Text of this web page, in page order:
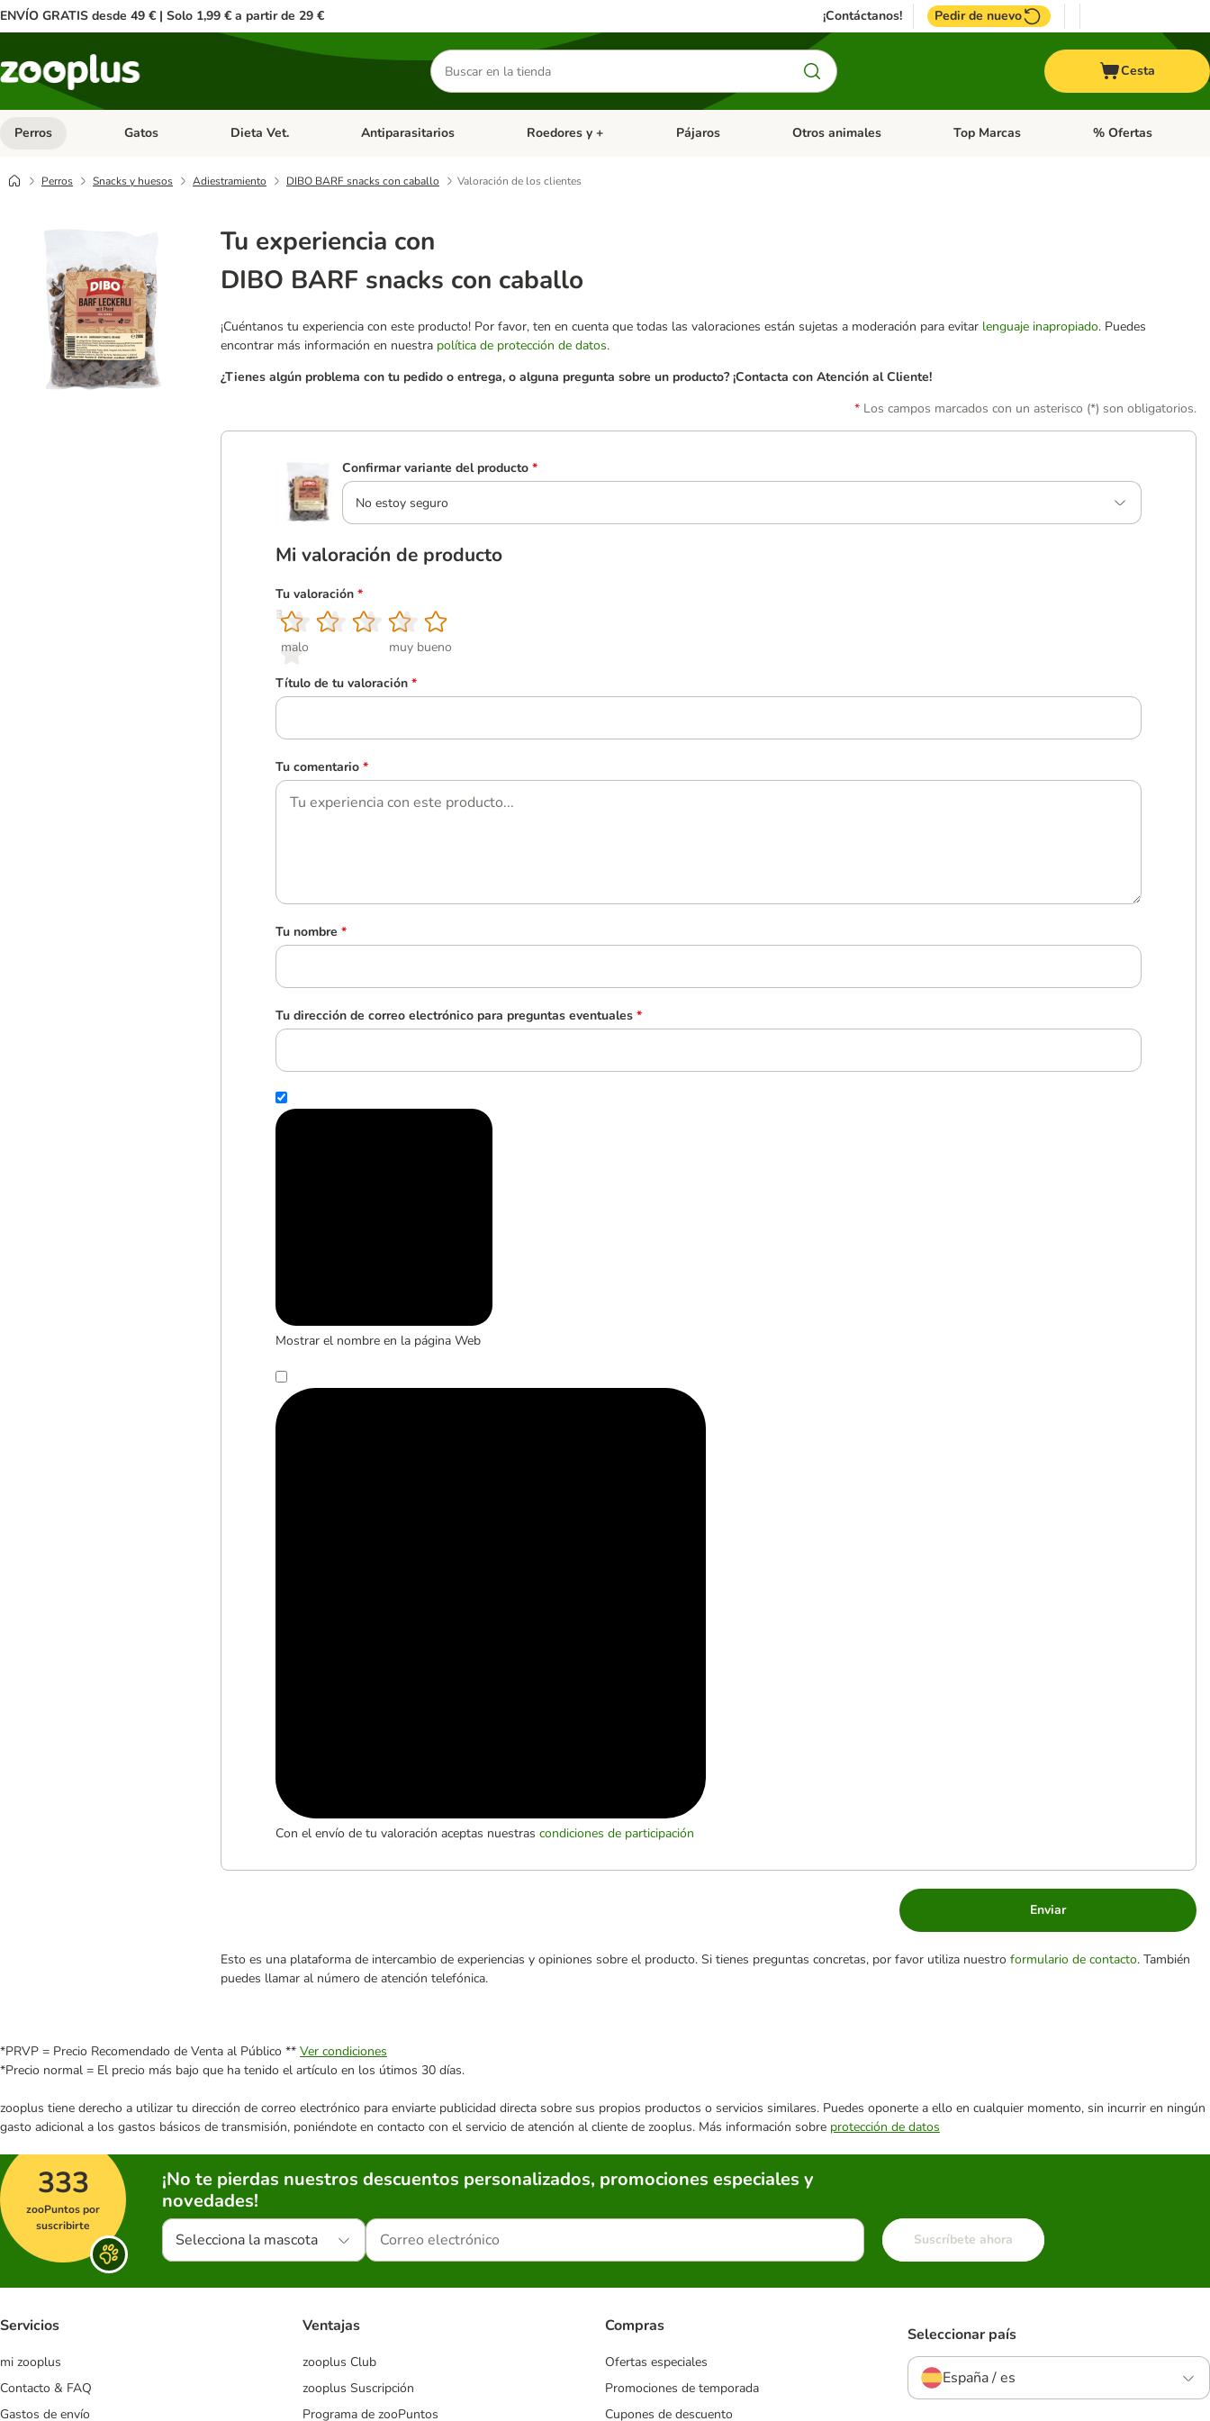
ENVÍO GRATIS desde 49 € | Solo 1,99 € a partir de 29 € ¡Contáctanos! Pedir de nuevo
Buscar
productos
Cesta
Perros Menú de categoria abierto: Perros
Gatos Menú de categoria abierto: Gatos
Dieta Vet. Menú de categoria abierto: Dieta Vet.
Antiparasitarios Menú de categoria abierto: Antiparasitarios
Roedores y + Menú de categoria abierto: Roedores y +
Pájaros Menú de categoria abierto: Pájaros
Otros animales Menú de categoria abierto: Otros animales
Top Marcas Menú de categoria
% Ofertas
Perros Snacks y huesos Adiestramiento DIBO BARF snacks con caballo Valoración de los clientes
Tu experiencia con
DIBO BARF snacks con caballo
¡Cuéntanos tu experiencia con este producto! Por favor, ten en cuenta que todas las valoraciones están sujetas a moderación para evitar lenguaje inapropiado. Puedes
encontrar más información en nuestra política de protección de datos.
¿Tienes algún problema con tu pedido o entrega, o alguna pregunta sobre un producto? ¡Contacta con Atención al Cliente!
Los campos marcados con un asterisco (*) son obligatorios.
Confirmar variante del producto *
No estoy seguro
Mi valoración de producto
Tu valoración *
1
malo
2
3
4
5
muy bueno
Título de tu valoración *
Tu comentario *
Tu nombre *
Tu dirección de correo electrónico para preguntas eventuales *
Mostrar el nombre en la página Web
Con el envío de tu valoración aceptas nuestras condiciones de participación
Enviar
Esto es una plataforma de intercambio de experiencias y opiniones sobre el producto. Si tienes preguntas concretas, por favor utiliza nuestro formulario de contacto. También
puedes llamar al número de atención telefónica.
*PRVP = Precio Recomendado de Venta al Público ** Ver condiciones
*Precio normal = El precio más bajo que ha tenido el artículo en los útimos 30 días.
zooplus tiene derecho a utilizar tu dirección de correo electrónico para enviarte publicidad directa sobre sus propios productos o servicios similares. Puedes oponerte a ello en cualquier momento, sin incurrir en ningún
gasto adicional a los gastos básicos de transmisión, poniéndote en contacto con el servicio de atención al cliente de zooplus. Más información sobre protección de datos
333
zooPuntos por
suscribirte
¡No te pierdas nuestros descuentos personalizados, promociones especiales y
novedades!
Selecciona la mascota Suscríbete ahora
Servicios
mi zooplus
Contacto & FAQ
Gastos de envío
Ventajas
zooplus Club
zooplus Suscripción
Programa de zooPuntos
Compras
Ofertas especiales
Promociones de temporada
Cupones de descuento
Seleccionar país
España / es